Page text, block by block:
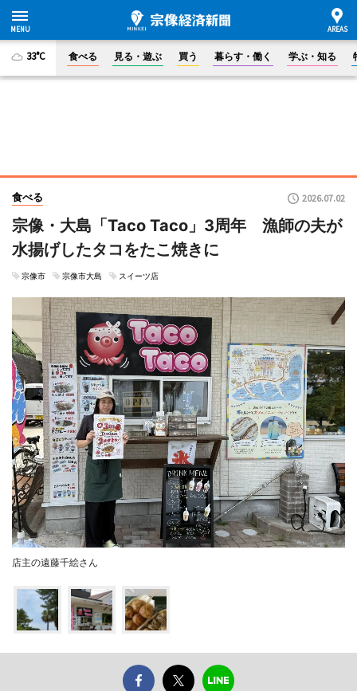
33°C 食べる 見る・遊ぶ 買う 暮らす・働く 学ぶ・知る
食べる 2026.07.02
宗像・大島「Taco Taco」3周年 漁師の夫が
水揚げしたタコをたこ焼きに
宗像市 宗像市大島 スイーツ店
店主の遠藤千絵さん